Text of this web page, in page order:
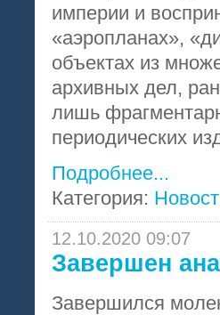
империи и
«аэропланах»,
объектах из
архивных дел,
лишь
периодических
Подробнее...
Категория:
12.10.2020 09:07
Завершен
Завершился